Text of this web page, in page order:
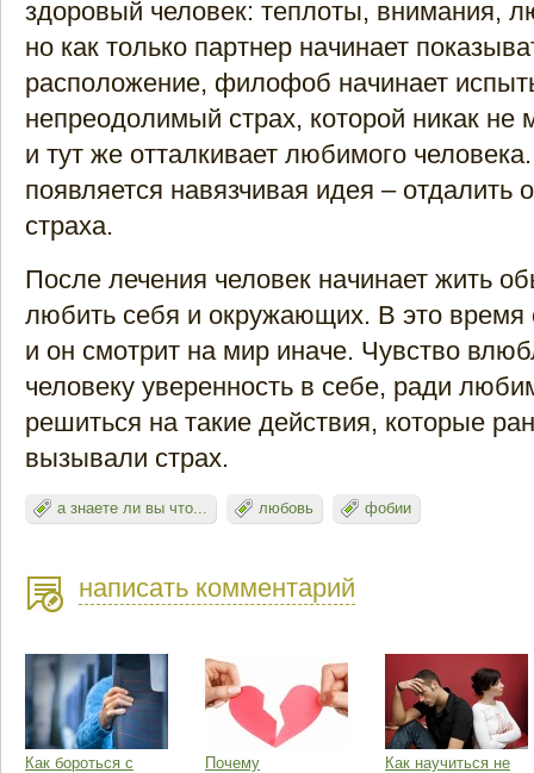
здоровый человек: теплоты, внимания,
но как только партнер начинает
расположение, филофоб начинает
непреодолимый страх, которой никак не
и тут же отталкивает любимого
появляется навязчивая идея – отдалить
страха.
После лечения человек начинает жить
любить себя и окружающих. В это время
и он смотрит на мир иначе. Чувство
человеку уверенность в себе, ради
решиться на такие действия, которые
вызывали страх.
а знаете ли вы что... любовь фобии
написать комментарий
Как бороться с
Почему
Как научиться не